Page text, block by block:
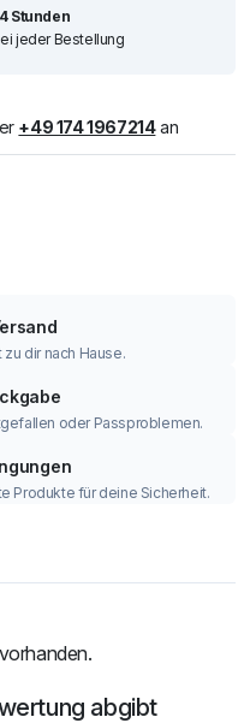
Stunden
jeder Bestellung
+49 174 1967214an
dir nach Hause.
oder Passproblemen.
Produkte für deine Sicherheit.
abgibt